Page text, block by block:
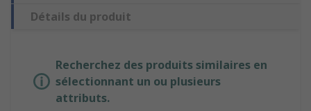
Détails du produit
Recherchez des produits similaires en
sélectionnant un ou plusieurs
attributs.